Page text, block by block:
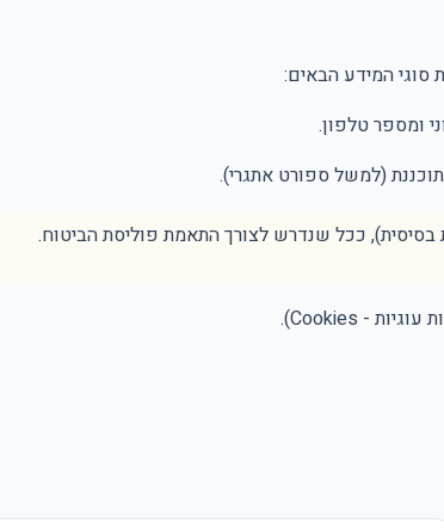
סוגי המידע הבאים:
ומספר טלפון.
(למשל ספורט אתגרי).
בסיסית), ככל שנדרש לצורך התאמת פוליסת הביטוח.